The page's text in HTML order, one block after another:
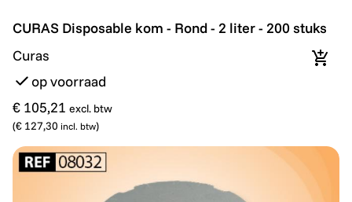
CURAS Disposable kom - Rond - 2 liter - 200 stuks
CURAS Disposable kom - Rond - 2 liter - 200 stuks
Curas
op voorraad
€ 105,21 excl. btw
(€ 127,30 incl. btw)
In